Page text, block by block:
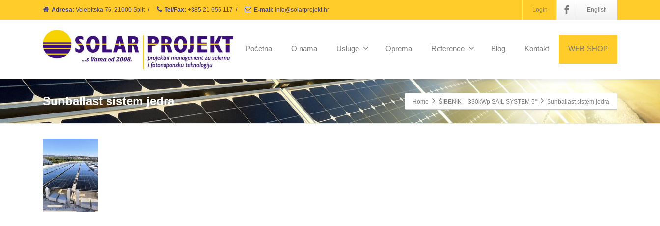
Adresa: Velebitska 76, 21000 Split / Tel/Fax: +385 21 655 117 / E-mail: info@solarprojekt.hr Login English
Početna O nama Usluge Oprema Reference Blog Kontakt WEB SHOP
Sunballast sistem jedra Home ŠIBENIK – 330kWp SAIL SYSTEM 5° Sunballast sistem jedra